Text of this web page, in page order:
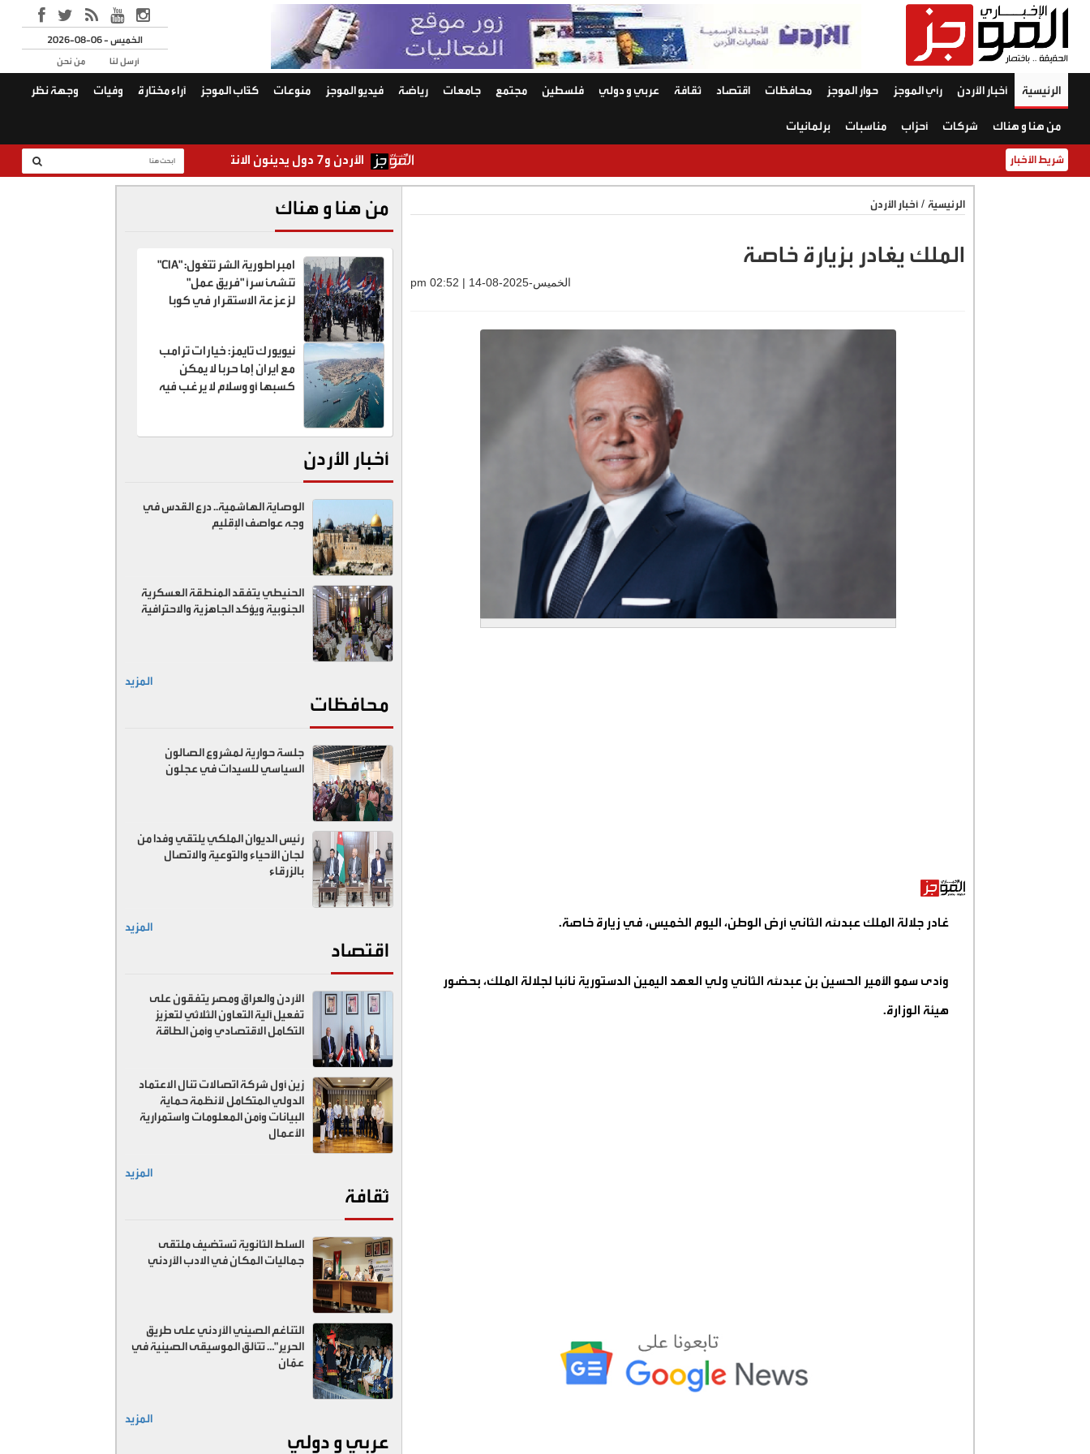
2026-08-06 - الخميس
من نحن
أرسل لنا
الرئيسية أخبار الأردن رأي الموجز حوار الموجز محافظات اقتصاد ثقافة عربي و دولي فلسطين مجتمع جامعات رياضة فيديو الموجز منوعات كتّاب الموجز آراء مختارة وفيات وجهة نظر
من هنا و هناك شركات أحزاب مناسبات برلمانيات
شريط الأخبار الأردن و7 دول يدينون الانتهاكات الإسرائيلية المتواصلة في غزة
الرئيسية / أخبار الأردن
الملك يغادر بزيارة خاصة
الخميس-2025-08-14 | 02:52 pm
غادر جلالة الملك عبدﷲ الثاني أرض الوطن، اليوم الخميس، في زيارة خاصة.
وأدى سمو الأمير الحسين بن عبدﷲ الثاني ولي العهد اليمين الدستورية نائبا لجلالة الملك، بحضور
هيئة الوزارة.
من هنا و هناك
امبراطورية الشر تتغول: "CIA"
تنشئ سراً "فريق عمل"
لزعزعة الاستقرار في كوبا
نيويورك تايمز: خيارات ترامب
مع ايران إما حربا لا يمكن
كسبها أو وسلام لا يرغب فيه
أخبار الأردن
الوصاية الهاشمية.. درع القدس في
وجه عواصف الإقليم
الحنيطي يتفقد المنطقة العسكرية
الجنوبية ويؤكد الجاهزية والاحترافية
المزيد
محافظات
جلسة حوارية لمشروع الصالون
السياسي للسيدات في عجلون
رئيس الديوان الملكي يلتقي وفدا من
لجان الأحياء والتوعية والاتصال
بالزرقاء
المزيد
اقتصاد
الأردن والعراق ومصر يتفقون على
تفعيل آلية التعاون الثلاثي لتعزيز
التكامل الاقتصادي وأمن الطاقة
زين أول شركة اتصالات تنال الاعتماد
الدولي المتكامل لأنظمة حماية
البيانات وأمن المعلومات واستمرارية
الأعمال
المزيد
ثقافة
السلط الثانوية تستضيف ملتقى
جماليات المكان في الادب الأردني
التناغم الصيني الأردني على طريق
الحرير"… تتألق الموسيقى الصينية في
عمّان
المزيد
عربي و دولي